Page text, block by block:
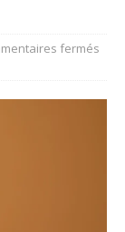
fermés